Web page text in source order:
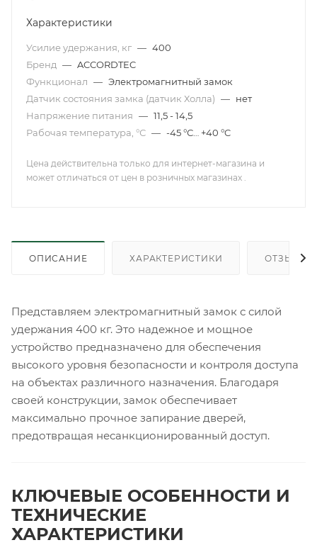
Характеристики
Усилие удержания, кг — 400
Бренд — ACCORDTEC
Функционал — Электромагнитный замок
Датчик состояния замка (датчик Холла) — нет
Напряжение питания — 11,5 - 14,5
Рабочая температура, °С — -45 °С… +40 °C
Цена действительна только для интернет-магазина и
может отличаться от цен в розничных магазинах .
ОПИСАНИЕ ХАРАКТЕРИСТИКИ ОТЗЫВЫ
Представляем электромагнитный замок с силой
удержания 400 кг. Это надежное и мощное
устройство предназначено для обеспечения
высокого уровня безопасности и контроля доступа
на объектах различного назначения. Благодаря
своей конструкции, замок обеспечивает
максимально прочное запирание дверей,
предотвращая несанкционированный доступ.
КЛЮЧЕВЫЕ ОСОБЕННОСТИ И
ТЕХНИЧЕСКИЕ
ХАРАКТЕРИСТИКИ